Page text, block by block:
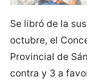
Se libró de la
octubre, el
Provincial de
contra y 3 a